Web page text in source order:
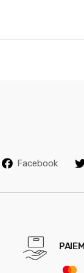
Facebook